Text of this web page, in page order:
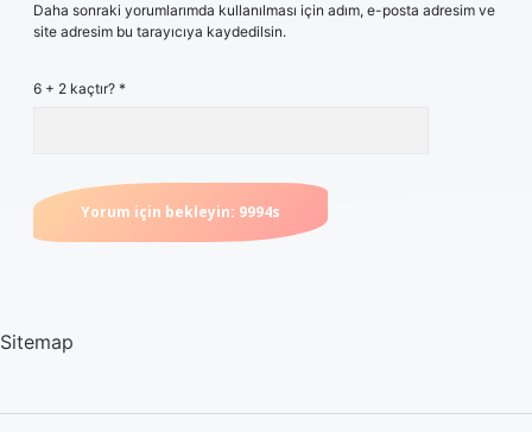
Daha sonraki yorumlarımda kullanılması için adım, e-posta adresim ve
site adresim bu tarayıcıya kaydedilsin.
6 + 2 kaçtır? *
Sitemap